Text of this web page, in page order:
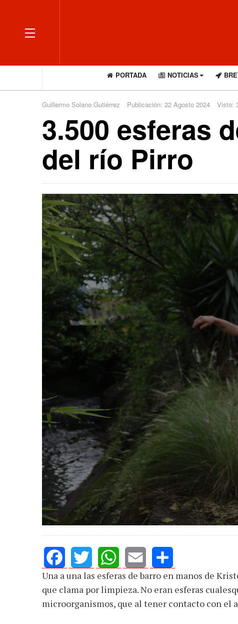
OFF CANVAS
PORTADA NOTICIAS
Guillermo Solano Gutiérrez Publicación: 22 Agosto 2024 Visto:
3.500 esferas
del río Pirro
FacebookTwitterWhatsApp
Email Share
Una a una las esferas de barro en manos de
que clama por limpieza. No eran esferas
microorganismos, que al tener contacto con el